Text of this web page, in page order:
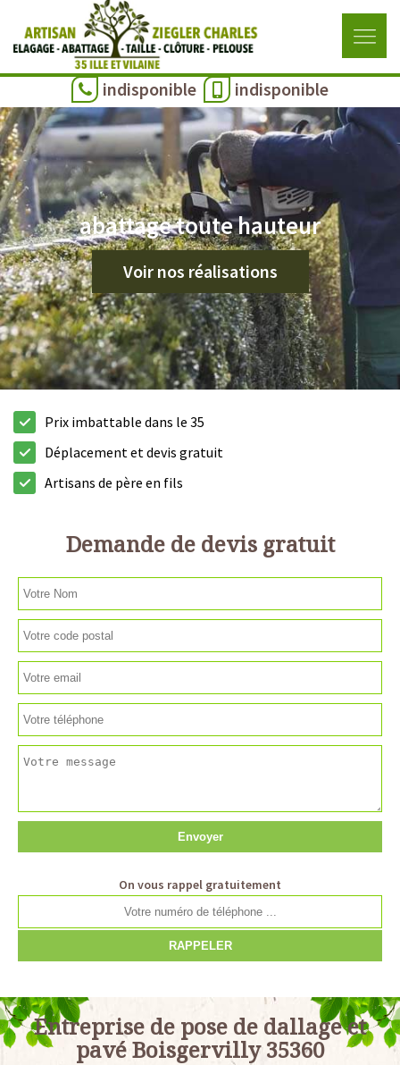
indisponible indisponible
abattage toute hauteur
Voir nos réalisations
Prix imbattable dans le 35
Déplacement et devis gratuit
Artisans de père en fils
Demande de devis gratuit
On vous rappel gratuitement
Entreprise de pose de dallage et
pavé Boisgervilly 35360